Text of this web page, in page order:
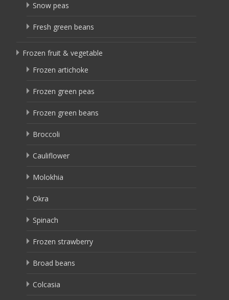
Snow peas
Fresh green beans
Frozen fruit & vegetable
Frozen artichoke
Frozen green peas
Frozen green beans
Broccoli
Cauliflower
Molokhia
Okra
Spinach
Frozen strawberry
Broad beans
Colcasia